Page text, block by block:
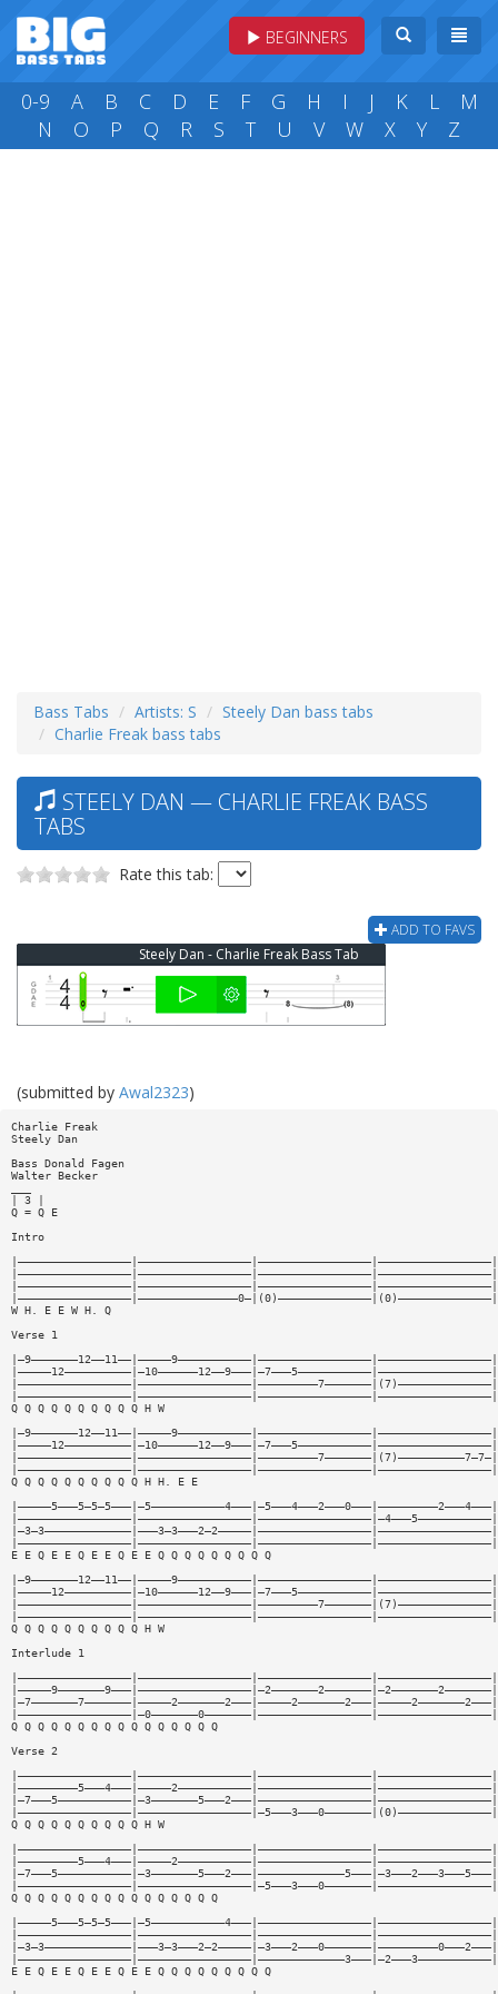
BEGINNERS
0-9 A B C D E F G H I J K L
M
N
O P Q R S T U V W X Y Z
Bass Tabs Artists: S
Steely Dan bass tabs
Charlie Freak bass tabs
STEELY DAN — CHARLIE FREAK BASS
TABS
Rate this tab:
ADD TO FAVS
Steely Dan - Charlie Freak Bass Tab
(submitted by Awal2323)
Charlie Freak
Steely Dan
Bass Donald Fagen
Walter Becker
| 3 |
Q = Q E
Intro
|—————————————————|—————————————————|—————————————————|—————————————————|
|—————————————————|—————————————————|—————————————————|—————————————————|
|—————————————————|—————————————————|—————————————————|—————————————————|
|—————————————————|———————————————0—|(0)——————————————|(0)——————————————|
W H. E E W H. Q
Verse 1
|—9———————12——11——|—————9———————————|—————————————————|—————————————————|
|—————12——————————|—10——————12——9———|—7———5———————————|—————————————————|
|—————————————————|—————————————————|—————————7———————|(7)——————————————|
|—————————————————|—————————————————|—————————————————|—————————————————|
Q Q Q Q Q Q Q Q Q Q H W
|—9———————12——11——|—————9———————————|—————————————————|—————————————————|
|—————12——————————|—10——————12——9———|—7———5———————————|—————————————————|
|—————————————————|—————————————————|—————————7———————|(7)——————————7—7—|
|—————————————————|—————————————————|—————————————————|—————————————————|
Q Q Q Q Q Q Q Q Q Q H H. E E
|—————5———5—5—5———|—5———————————4———|—5———4———2———0———|—————————2———4———|
|—————————————————|—————————————————|—————————————————|—4———5———————————|
|—3—3—————————————|———3—3———2—2—————|—————————————————|—————————————————|
|—————————————————|—————————————————|—————————————————|—————————————————|
E E Q E E Q E E Q E E Q Q Q Q Q Q Q Q Q
|—9———————12——11——|—————9———————————|—————————————————|—————————————————|
|—————12——————————|—10——————12——9———|—7———5———————————|—————————————————|
|—————————————————|—————————————————|—————————7———————|(7)——————————————|
|—————————————————|—————————————————|—————————————————|—————————————————|
Q Q Q Q Q Q Q Q Q Q H W
Interlude 1
|—————————————————|—————————————————|—————————————————|—————————————————|
|—————9———————9———|—————————————————|—2———————2———————|—2———————2———————|
|—7———————7———————|—————2———————2———|—————2———————2———|—————2———————2———|
|—————————————————|—0———————0———————|—————————————————|—————————————————|
Q Q Q Q Q Q Q Q Q Q Q Q Q Q Q Q
Verse 2
|—————————————————|—————————————————|—————————————————|—————————————————|
|—————————5———4———|—————2———————————|—————————————————|—————————————————|
|—7———5———————————|—3———————5———2———|—————————————————|—————————————————|
|—————————————————|—————————————————|—5———3———0———————|(0)——————————————|
Q Q Q Q Q Q Q Q Q Q H W
|—————————————————|—————————————————|—————————————————|—————————————————|
|—————————5———4———|—————2———————————|—————————————————|—————————————————|
|—7———5———————————|—3———————5———2———|—————————————5———|—3———2———3———5———|
|—————————————————|—————————————————|—5———3———0———————|—————————————————|
Q Q Q Q Q Q Q Q Q Q Q Q Q Q Q Q
|—————5———5—5—5———|—5———————————4———|—————————————————|—————————————————|
|—————————————————|—————————————————|—————————————————|—————————————————|
|—3—3—————————————|———3—3———2—2—————|—3———2———0———————|—————————0———2———|
|—————————————————|—————————————————|—————————————3———|—2———3———————————|
E E Q E E Q E E Q E E Q Q Q Q Q Q Q Q Q